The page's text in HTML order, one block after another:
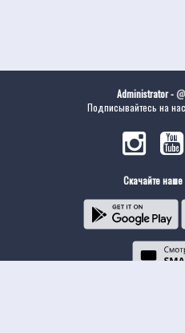
Administrator -
Подписывайтесь на
Скачайте